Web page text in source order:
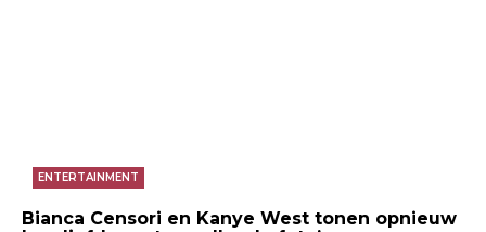
ENTERTAINMENT
Bianca Censori en Kanye West tonen opnieuw